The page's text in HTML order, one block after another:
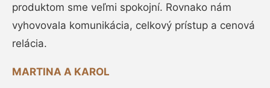
produktom sme veľmi spokojní. Rovnako nám
vyhovovala komunikácia, celkový prístup a cenová
relácia.
MARTINA A KAROL